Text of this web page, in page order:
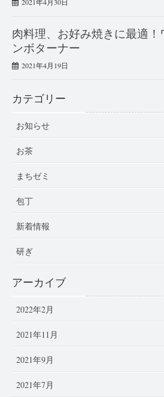
2021年4月30日
肉料理、お好み焼きに最適！
ンボターナー
2021年4月19日
カテゴリー
お知らせ
お茶
まちゼミ
包丁
新着情報
研ぎ
アーカイブ
2022年2月
2021年11月
2021年9月
2021年7月